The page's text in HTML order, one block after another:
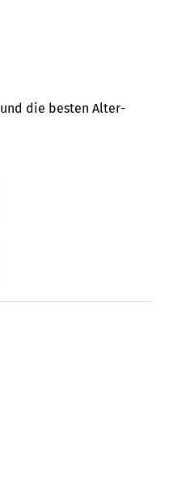
die besten Alter­